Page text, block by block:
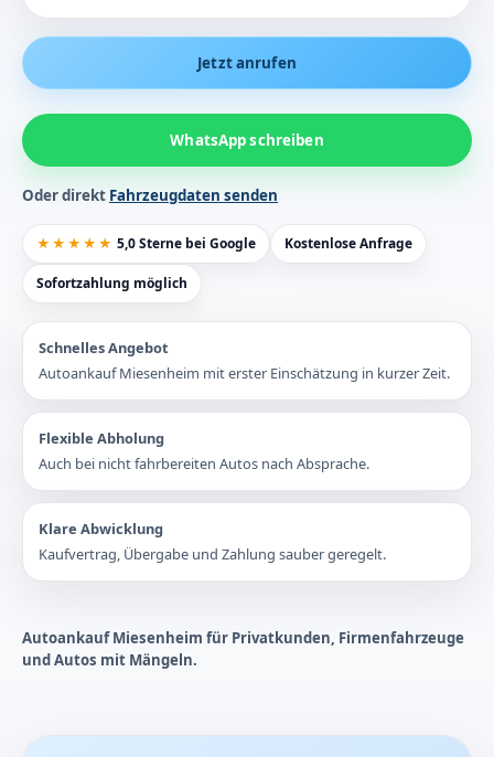
Jetzt anrufen
WhatsApp schreiben
Oder direkt Fahrzeugdaten senden
★★★★★ 5,0 Sterne bei Google Kostenlose Anfrage
Sofortzahlung möglich
Schnelles Angebot
Autoankauf Miesenheim mit erster Einschätzung in kurzer Zeit.
Flexible Abholung
Auch bei nicht fahrbereiten Autos nach Absprache.
Klare Abwicklung
Kaufvertrag, Übergabe und Zahlung sauber geregelt.
Autoankauf Miesenheim für Privatkunden, Firmenfahrzeuge
und Autos mit Mängeln.